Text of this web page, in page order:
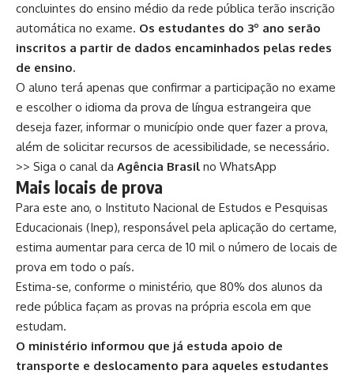
concluintes do ensino médio da rede pública terão inscrição
automática no exame. Os estudantes do 3º ano serão
inscritos a partir de dados encaminhados pelas redes
de ensino.
O aluno terá apenas que confirmar a participação no exame
e escolher o idioma da prova de língua estrangeira que
deseja fazer, informar o município onde quer fazer a prova,
além de solicitar recursos de acessibilidade, se necessário.
>> Siga o canal da Agência Brasil no WhatsApp
Mais locais de prova
Para este ano, o Instituto Nacional de Estudos e Pesquisas
Educacionais (Inep), responsável pela aplicação do certame,
estima aumentar para cerca de 10 mil o número de locais de
prova em todo o país.
Estima-se, conforme o ministério, que 80% dos alunos da
rede pública façam as provas na própria escola em que
estudam.
O ministério informou que já estuda apoio de
transporte e deslocamento para aqueles estudantes